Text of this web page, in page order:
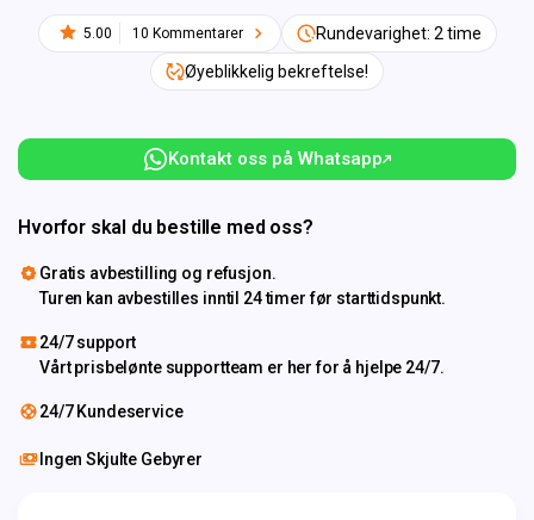
5.00 10 Kommentarer
Rundevarighet: 2 time
Øyeblikkelig bekreftelse!
Kontakt oss på Whatsapp
Hvorfor skal du bestille med oss?
Gratis avbestilling og refusjon.
Turen kan avbestilles inntil 24 timer før starttidspunkt.
24/7 support
Vårt prisbelønte supportteam er her for å hjelpe 24/7.
24/7 Kundeservice
Ingen Skjulte Gebyrer